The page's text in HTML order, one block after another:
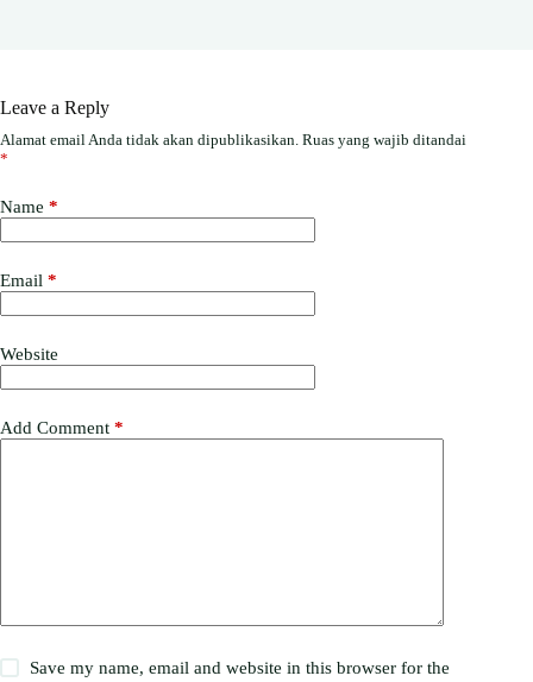
Leave a Reply
Alamat email Anda tidak akan dipublikasikan. Ruas yang wajib ditandai
*
Name *
Email *
Website
Add Comment *
Save my name, email and website in this browser for the